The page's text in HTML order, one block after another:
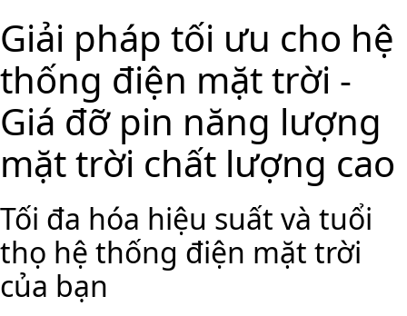
Giải pháp tối ưu cho hệ
thống điện mặt trời -
Giá đỡ pin năng lượng
mặt trời chất lượng cao
Tối đa hóa hiệu suất và tuổi
thọ hệ thống điện mặt trời
của bạn